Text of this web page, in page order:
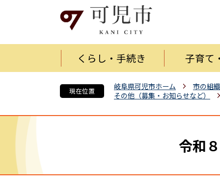
くらし・手続き 子育て
現在位置 岐阜県可児市ホーム
市の組織
その他（募集・お知らせなど）
令和